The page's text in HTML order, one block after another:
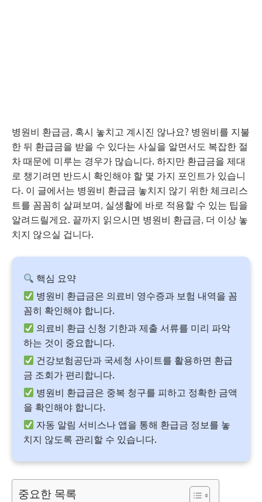
병원비 환급금, 혹시 놓치고 계시진 않나요? 병원비를 지불
한 뒤 환급금을 받을 수 있다는 사실을 알면서도 복잡한 절
차 때문에 미루는 경우가 많습니다. 하지만 환급금을 제대
로 챙기려면 반드시 확인해야 할 몇 가지 포인트가 있습니
다. 이 글에서는 병원비 환급금 놓치지 않기 위한 체크리스
트를 꼼꼼히 살펴보며, 실생활에 바로 적용할 수 있는 팁을
알려드릴게요. 끝까지 읽으시면 병원비 환급금, 더 이상 놓
치지 않으실 겁니다.
핵심 요약
병원비 환급금은 의료비 영수증과 보험 내역을 꼼
꼼히 확인해야 합니다.
의료비 환급 신청 기한과 제출 서류를 미리 파악
하는 것이 중요합니다.
건강보험공단과 국세청 사이트를 활용하면 환급
금 조회가 편리합니다.
병원비 환급금은 중복 청구를 피하고 정확한 금액
을 확인해야 합니다.
자동 알림 서비스나 앱을 통해 환급금 정보를 놓
치지 않도록 관리할 수 있습니다.
중요한 목록